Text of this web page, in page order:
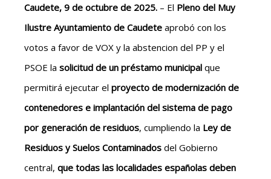
Caudete, 9 de octubre de 2025. – El Pleno del Muy
Ilustre Ayuntamiento de Caudete aprobó con los
votos a favor de VOX y la abstencion del PP y el
PSOE la solicitud de un préstamo municipal que
permitirá ejecutar el proyecto de modernización de
contenedores e implantación del sistema de pago
por generación de residuos, cumpliendo la Ley de
Residuos y Suelos Contaminados del Gobierno
central, que todas las localidades españolas deben